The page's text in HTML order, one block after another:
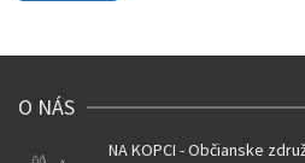
O NÁS
NA KOPCI - Občianske